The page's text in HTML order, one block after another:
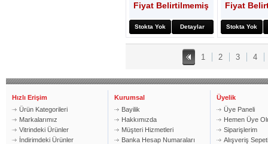
Fiyat Belirtilmemiş
Stokta Yok Detaylar
Fiyat
Stokta Yok
1 2 3 4
Hızlı Erişim
Ürün Kategorileri
Markalarımız
Vitrindeki Ürünler
İndirimdeki Ürünler
Kurumsal
Bayilik
Hakkımızda
Müşteri Hizmetleri
Banka Hesap Numaraları
Üyelik
Üye Paneli
Hemen Üye
Siparişlerim
Alışveriş